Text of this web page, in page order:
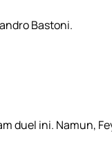
Bastoni.
duel ini. Namun,